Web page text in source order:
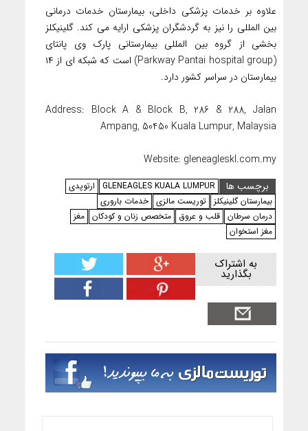
علاوه بر خدمات پزشکی داخلی، بیمارستان خدمات درمانی
بین المللی را نیز به گردشگران پزشکی ارایه می کند. گلینیکلز
بخشی از گروه بین المللی بیمارستانی پارک وی پانتای
(Parkway Pantai hospital group) است که شبکه ای از ۱۴
بیمارستان در سراسر کشور دارد.
Address: Block A & Block B, 286 & 288, Jalan
Ampang, 50450 Kuala Lumpur, Malaysia
Website: gleneagleskl.com.my
برچسب ها
GLENEAGLES KUALA LUMPUR
ارتوپدی
بیمارستان گلینیکلز توریست مالزی خدمات باروری
درمان سرطان قلب و عروق متخصص زنان و کودکان مغز
مغز استخوان
به اشتراک
بگذارید